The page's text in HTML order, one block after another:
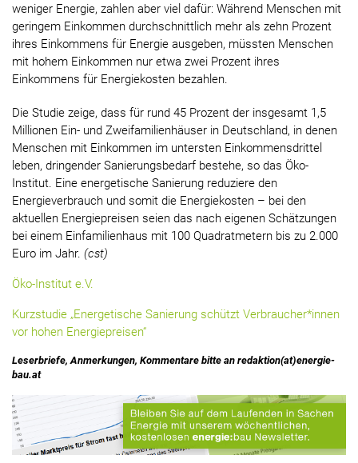
weniger Energie, zahlen aber viel dafür: Während Menschen mit
geringem Einkommen durchschnittlich mehr als zehn Prozent
ihres Einkommens für Energie ausgeben, müssten Menschen
mit hohem Einkommen nur etwa zwei Prozent ihres
Einkommens für Energiekosten bezahlen.
Die Studie zeige, dass für rund 45 Prozent der insgesamt 1,5
Millionen Ein- und Zweifamilienhäuser in Deutschland, in denen
Menschen mit Einkommen im untersten Einkommensdrittel
leben, dringender Sanierungsbedarf bestehe, so das Öko-
Institut. Eine energetische Sanierung reduziere den
Energieverbrauch und somit die Energiekosten – bei den
aktuellen Energiepreisen seien das nach eigenen Schätzungen
bei einem Einfamilienhaus mit 100 Quadratmetern bis zu 2.000
Euro im Jahr. (cst)
Öko-Institut e.V.
Kurzstudie „Energetische Sanierung schützt Verbraucher*innen
vor hohen Energiepreisen“
Leserbriefe, Anmerkungen, Kommentare bitte an redaktion(at)energie-
bau.at